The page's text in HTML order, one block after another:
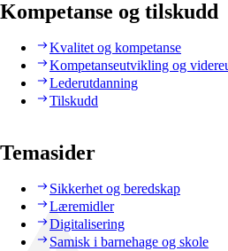
Kompetanse og tilskudd
Kvalitet og kompetanse
Kompetanseutvikling og
Lederutdanning
Tilskudd
Temasider
Sikkerhet og beredskap
Læremidler
Digitalisering
Samisk i barnehage og skole